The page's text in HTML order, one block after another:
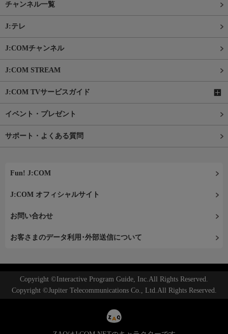
チャンネル一覧
J:テレ
J:COMチャンネル
J:COM STREAM
J:COM TVサービスガイド
イベント・プレゼント
サポート・よくある質問
Fun! J:COM
J:COM オフィシャルサイト
お問い合わせ
お客さまのデータ利用･外部送信について
Copyright ©Interactive Program Guide, Inc.All Rights Reserved.
Copyright ©Jupiter Telecommunications Co., Ltd.All Rights Reserved.